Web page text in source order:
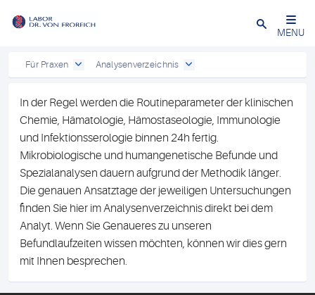
Close
MENU
Für Praxen Analysenverzeichnis
In der Regel werden die Routineparameter der klinischen
Chemie, Hämatologie, Hämostaseologie, Immunologie
und Infektionsserologie binnen 24h fertig.
Mikrobiologische und humangenetische Befunde und
Spezialanalysen dauern aufgrund der Methodik länger.
Die genauen Ansatztage der jeweiligen Untersuchungen
finden Sie hier im Analysenverzeichnis direkt bei dem
Analyt. Wenn Sie Genaueres zu unseren
Befundlaufzeiten wissen möchten, können wir dies gern
mit Ihnen besprechen.